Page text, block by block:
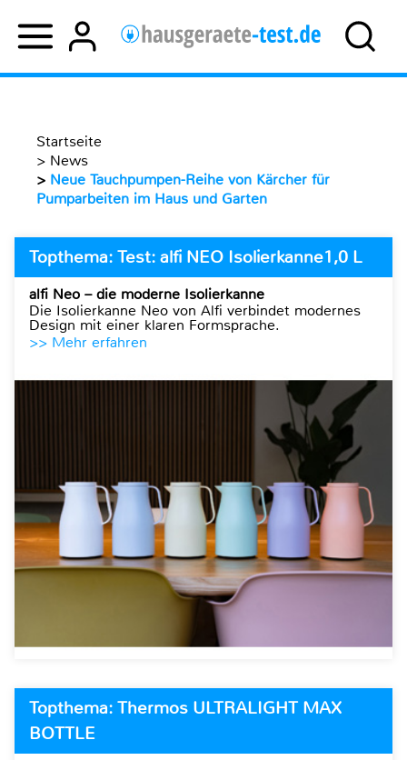
Startseite
> News
> Neue Tauchpumpen-Reihe von Kärcher für
Pumparbeiten im Haus und Garten
Topthema: Test: alfi NEO Isolierkanne1,0 L
alfi Neo – die moderne Isolierkanne
Die Isolierkanne Neo von Alfi verbindet modernes
Design mit einer klaren Formsprache.
>> Mehr erfahren
Topthema: Thermos ULTRALIGHT MAX
BOTTLE